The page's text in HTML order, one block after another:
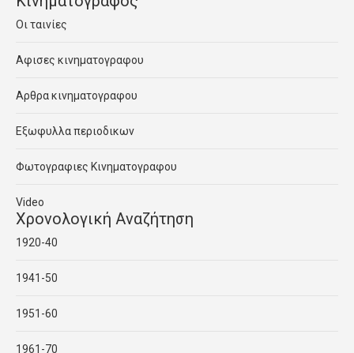
Οι ταινίες
Αφισες κινηματογραφου
Αρθρα κινηματογραφου
Εξωφυλλα περιοδικων
Φωτογραφιες Κινηματογραφου
Video
Χρονολογική Αναζήτηση
1920-40
1941-50
1951-60
1961-70